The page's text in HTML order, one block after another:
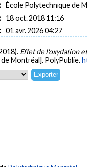
École Polytechnique de
18 oct. 2018 11:16
01 avr. 2026 04:27
Effet de l'oxydation
Montréal]. PolyPublie.